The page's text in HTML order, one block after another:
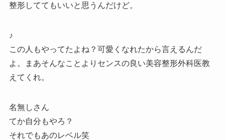
整形しててもいいと思うんだけど。
♪
この人もやってたよね？可愛くなれたから言えるんだ
よ。まあそんなことよりセンスの良い美容整形外科医教
えてくれ。
名無しさん
てか自分もやろ？
それでもあのレベル笑